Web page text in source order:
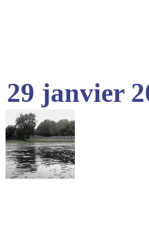
29 janvier